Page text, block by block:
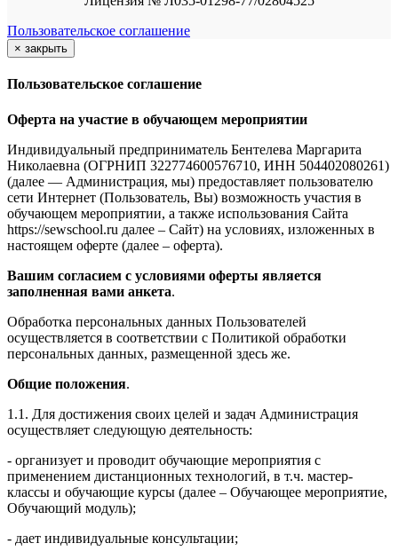
Пользовательское соглашение
× закрыть
Пользовательское соглашение
Оферта на участие в обучающем мероприятии
Индивидуальный предприниматель Бентелева Маргарита
Николаевна (ОГРНИП 322774600576710, ИНН 504402080261)
(далее — Администрация, мы) предоставляет пользователю
сети Интернет (Пользователь, Вы) возможность участия в
обучающем мероприятии, а также использования Сайта
https://sewschool.ru далее – Сайт) на условиях, изложенных в
настоящем оферте (далее – оферта).
Вашим согласием с условиями оферты является
заполненная вами анкета.
Обработка персональных данных Пользователей
осуществляется в соответствии с Политикой обработки
персональных данных, размещенной здесь же.
Общие положения.
1.1. Для достижения своих целей и задач Администрация
осуществляет следующую деятельность:
- организует и проводит обучающие мероприятия с
применением дистанционных технологий, в т.ч. мастер-
классы и обучающие курсы (далее – Обучающее мероприятие,
Обучающий модуль);
- дает индивидуальные консультации;